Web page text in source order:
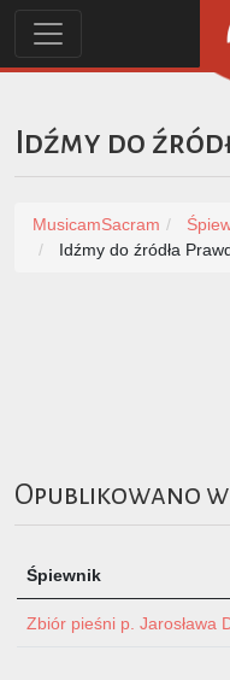
Idźmy do
MusicamSacram
Idźmy do źródła
Opublikowano
Śpiewnik
Zbiór pieśni p. Jarosława